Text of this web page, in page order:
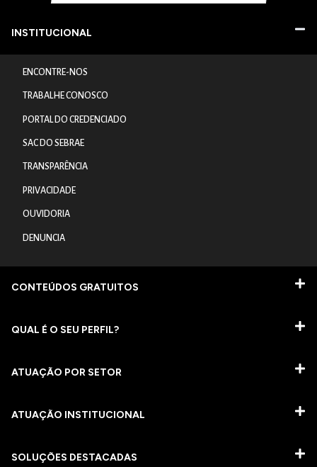
INSTITUCIONAL
ENCONTRE-NOS
TRABALHE CONOSCO
PORTAL DO CREDENCIADO
SAC DO SEBRAE
TRANSPARÊNCIA
PRIVACIDADE
OUVIDORIA
DENUNCIA
CONTEÚDOS GRATUITOS
QUAL É O SEU PERFIL?
ATUAÇÃO POR SETOR
ATUAÇÃO INSTITUCIONAL
SOLUÇÕES DESTACADAS